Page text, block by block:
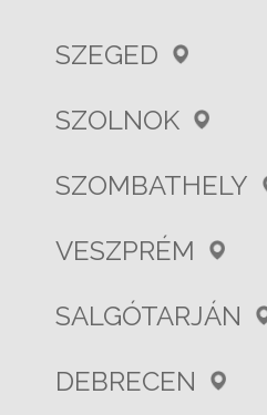
SZEGED
SZOLNOK
SZOMBATHELY
VESZPRÉM
SALGÓTARJÁN
DEBRECEN